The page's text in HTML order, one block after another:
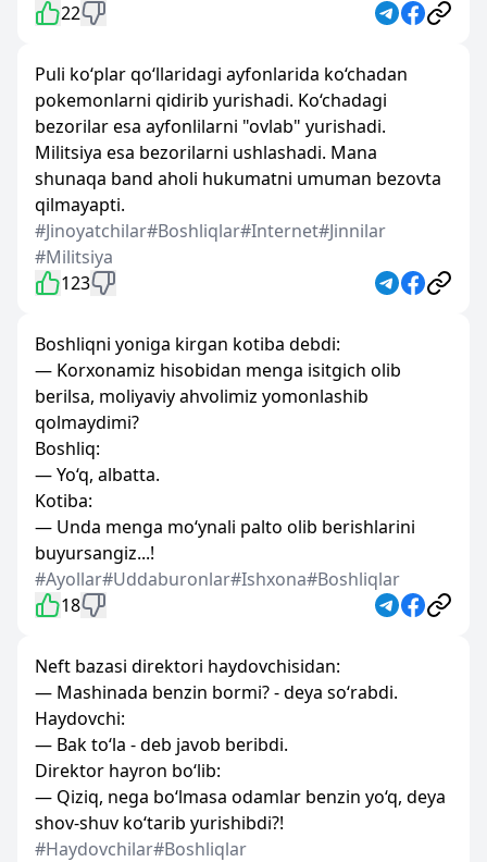
22
Puli ko‘plar qo‘llaridagi ayfonlarida ko‘chadan
pokemonlarni qidirib yurishadi. Ko‘chadagi
bezorilar esa ayfonlilarni "ovlab" yurishadi.
Militsiya esa bezorilarni ushlashadi. Mana
shunaqa band aholi hukumatni umuman bezovta
qilmayapti.
#Jinoyatchilar#Boshliqlar#Internet#Jinnilar
#Militsiya
123
Boshliqni yoniga kirgan kotiba debdi:
— Korxonamiz hisobidan menga isitgich olib
berilsa, moliyaviy ahvolimiz yomonlashib
qolmaydimi?
Boshliq:
— Yo‘q, albatta.
Kotiba:
— Unda menga mo‘ynali palto olib berishlarini
buyursangiz...!
#Ayollar#Uddaburonlar#Ishxona#Boshliqlar
18
Neft bazasi direktori haydovchisidan:
— Mashinada benzin bormi? - deya so‘rabdi.
Haydovchi:
— Bak to‘la - deb javob beribdi.
Direktor hayron bo‘lib:
— Qiziq, nega bo‘lmasa odamlar benzin yo‘q, deya
shov-shuv ko‘tarib yurishibdi?!
#Haydovchilar#Boshliqlar